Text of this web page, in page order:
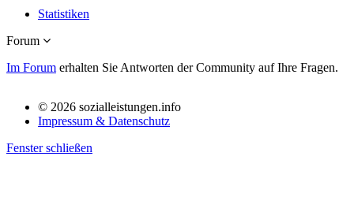
Statistiken
Forum
Im Forum erhalten Sie Antworten der Community auf Ihre Fragen.
© 2026 sozialleistungen.info
Impressum & Datenschutz
Fenster schließen